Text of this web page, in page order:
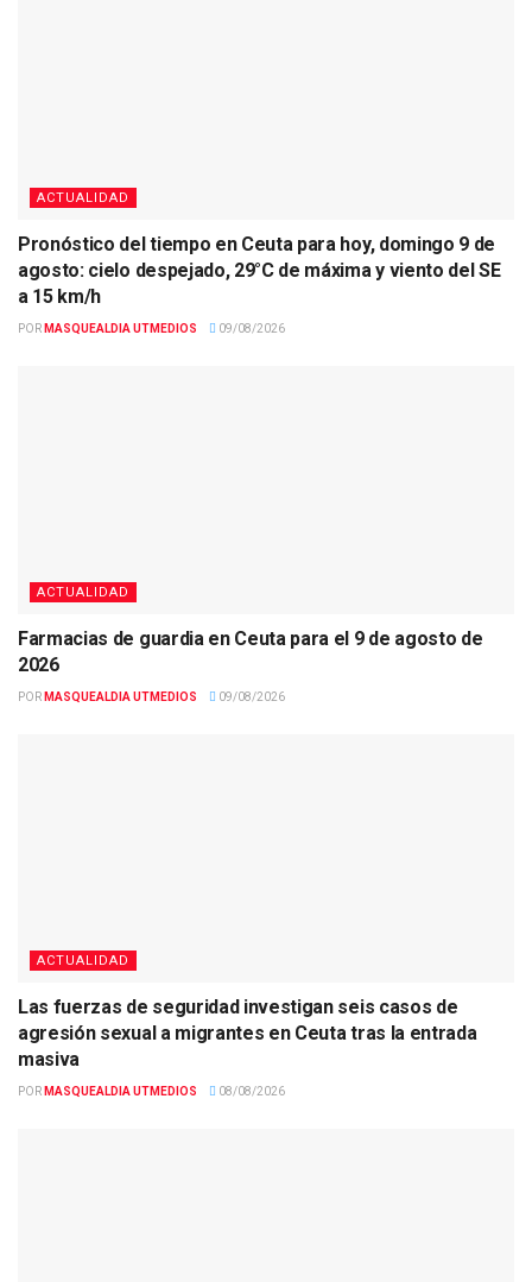
ACTUALIDAD
Pronóstico del tiempo en Ceuta para hoy, domingo 9 de
agosto: cielo despejado, 29°C de máxima y viento del SE
a 15 km/h
POR MASQUEALDIA UTMEDIOS 09/08/2026
ACTUALIDAD
Farmacias de guardia en Ceuta para el 9 de agosto de
2026
POR MASQUEALDIA UTMEDIOS 09/08/2026
ACTUALIDAD
Las fuerzas de seguridad investigan seis casos de
agresión sexual a migrantes en Ceuta tras la entrada
masiva
POR MASQUEALDIA UTMEDIOS 08/08/2026